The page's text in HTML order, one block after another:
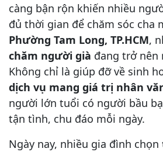
càng bận rộn khiến nhiều
đủ thời gian để chăm sóc cha
Phường Tam Long, TP.HCM,
chăm người già đang trở nên
Không chỉ là giúp đỡ về sinh
dịch vụ mang giá trị nhân
người lớn tuổi có người bầu
tận tình, chu đáo mỗi ngày.
Ngày nay, nhiều gia đình chọn